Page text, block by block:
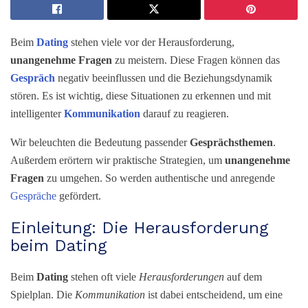
Beim Dating stehen viele vor der Herausforderung,
unangenehme Fragen zu meistern. Diese Fragen können das
Gespräch negativ beeinflussen und die Beziehungsdynamik
stören. Es ist wichtig, diese Situationen zu erkennen und mit
intelligenterKommunikation darauf zu reagieren.
Wir beleuchten die Bedeutung passenderGesprächsthemen.
Außerdem erörtern wir praktische Strategien, um unangenehme
Fragen zu umgehen. So werden authentische und anregende
Gespräche gefördert.
Einleitung: Die Herausforderung
beim Dating
Beim Dating stehen oft viele Herausforderungen auf dem
Spielplan. Die Kommunikation ist dabei entscheidend, um eine